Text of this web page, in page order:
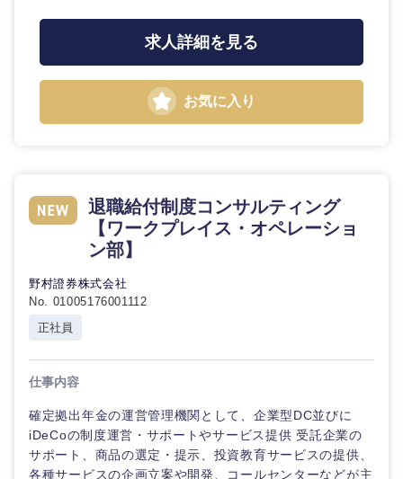
甲信越・北陸
新潟県 富山県
求人詳細を見る
お気に入り
退職給付制度コンサルティング
【ワークプレイス・オペレーショ
ン部】
野村證券株式会社
No. 01005176001112
正社員
仕事内容
確定拠出年金の運営管理機関として、企業型DC並びに
iDeCoの制度運営・サポートやサービス提供 受託企業の
サポート、商品の選定・提示、投資教育サービスの提供、
各種サービスの企画立案や開発、コールセンターなどが主